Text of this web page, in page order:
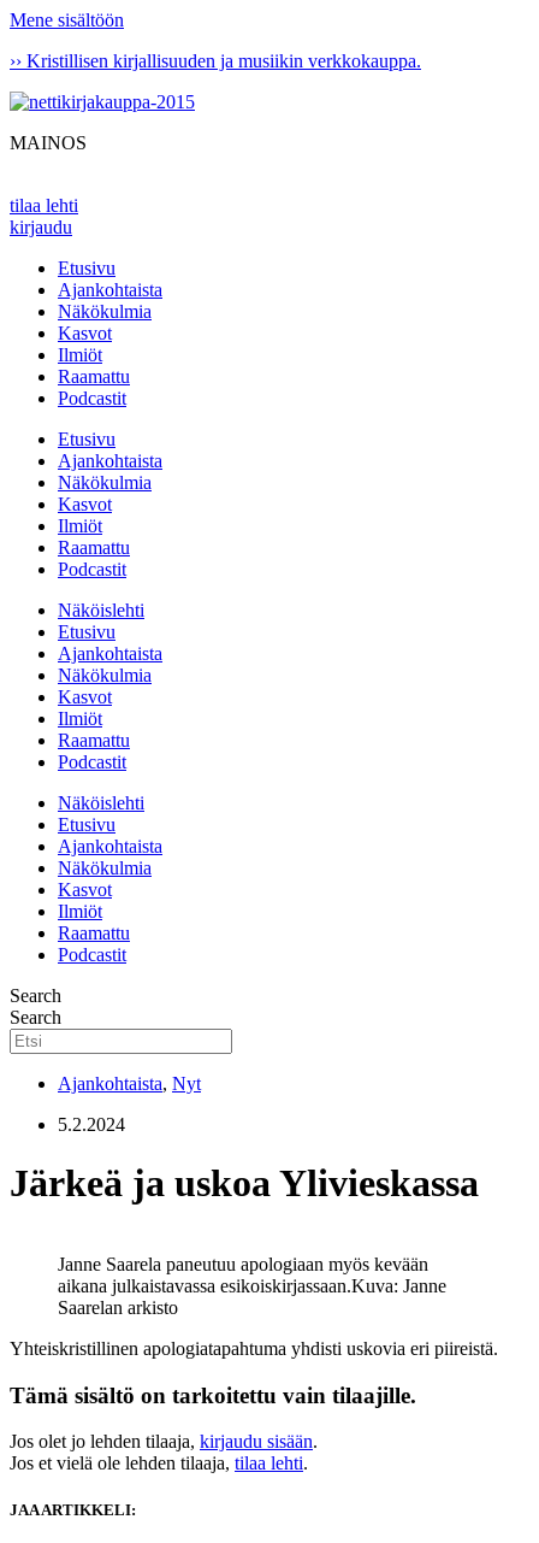
Mene sisältöön
›› Kristillisen kirjallisuuden ja musiikin verkkokauppa.
MAINOS
tilaa lehti
kirjaudu
Etusivu
Ajankohtaista
Näkökulmia
Kasvot
Ilmiöt
Raamattu
Podcastit
Etusivu
Ajankohtaista
Näkökulmia
Kasvot
Ilmiöt
Raamattu
Podcastit
Näköislehti
Etusivu
Ajankohtaista
Näkökulmia
Kasvot
Ilmiöt
Raamattu
Podcastit
Näköislehti
Etusivu
Ajankohtaista
Näkökulmia
Kasvot
Ilmiöt
Raamattu
Podcastit
Search
Search
Ajankohtaista, Nyt
5.2.2024
Järkeä ja uskoa Ylivieskassa
Janne Saarela paneutuu apologiaan myös kevään
aikana julkaistavassa esikoiskirjassaan.Kuva: Janne
Saarelan arkisto
Yhteiskristillinen apologiatapahtuma yhdisti uskovia eri piireistä.
Tämä sisältö on tarkoitettu vain tilaajille.
Jos olet jo lehden tilaaja, kirjaudu sisään.
Jos et vielä ole lehden tilaaja, tilaa lehti.
JAA ARTIKKELI: